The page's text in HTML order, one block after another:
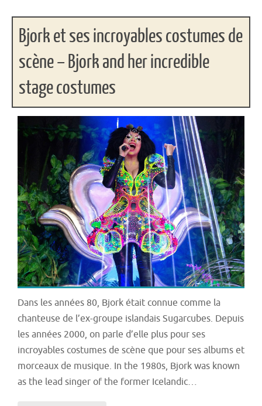
Bjork et ses incroyables costumes de
scène – Bjork and her incredible
stage costumes
Dans les années 80, Bjork était connue comme la
chanteuse de l’ex-groupe islandais Sugarcubes. Depuis
les années 2000, on parle d’elle plus pour ses
incroyables costumes de scène que pour ses albums et
morceaux de musique. In the 1980s, Bjork was known
as the lead singer of the former Icelandic…